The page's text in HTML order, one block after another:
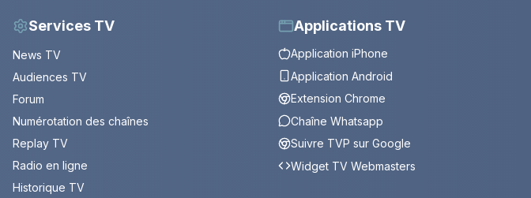
Services TV
News TV
Audiences TV
Forum
Numérotation des chaînes
Replay TV
Radio en ligne
Historique TV
Applications TV
Application iPhone
Application Android
Extension Chrome
Chaîne Whatsapp
Suivre TVP sur Google
Widget TV Webmasters